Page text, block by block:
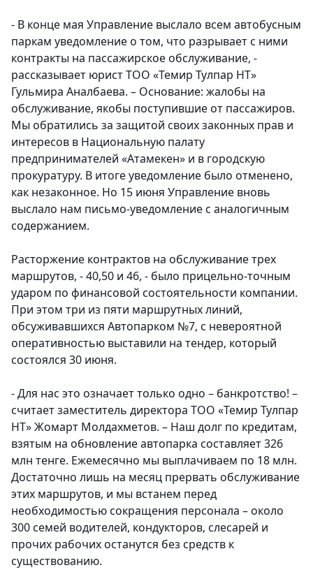
- В конце мая Управление выслало всем автобусным
паркам уведомление о том, что разрывает с ними
контракты на пассажирское обслуживание, -
рассказывает юрист ТОО «Темир Тулпар НТ»
Гульмира Аналбаева. – Основание: жалобы на
обслуживание, якобы поступившие от пассажиров.
Мы обратились за защитой своих законных прав и
интересов в Национальную палату
предпринимателей «Атамекен» и в городскую
прокуратуру. В итоге уведомление было отменено,
как незаконное. Но 15 июня Управление вновь
выслало нам письмо-уведомление с аналогичным
содержанием.
Расторжение контрактов на обслуживание трех
маршрутов, - 40,50 и 46, - было прицельно-точным
ударом по финансовой состоятельности компании.
При этом три из пяти маршрутных линий,
обсуживавшихся Автопарком №7, с невероятной
оперативностью выставили на тендер, который
состоялся 30 июня.
- Для нас это означает только одно – банкротство! –
считает заместитель директора ТОО «Темир Тулпар
НТ» Жомарт Молдахметов. – Наш долг по кредитам,
взятым на обновление автопарка составляет 326
млн тенге. Ежемесячно мы выплачиваем по 18 млн.
Достаточно лишь на месяц прервать обслуживание
этих маршрутов, и мы встанем перед
необходимостью сокращения персонала – около
300 семей водителей, кондукторов, слесарей и
прочих рабочих останутся без средств к
существованию.